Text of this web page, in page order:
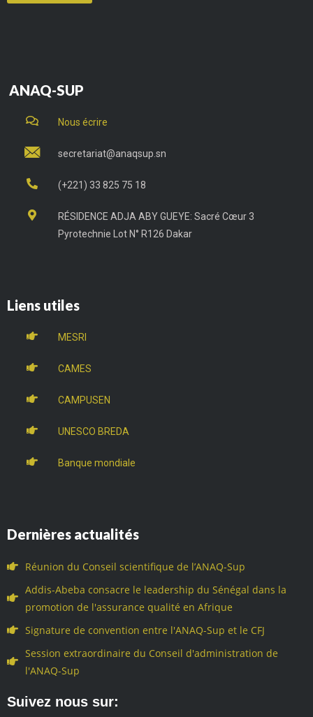
ANAQ-SUP
Nous écrire
secretariat@anaqsup.sn
(+221) 33 825 75 18
RÉSIDENCE ADJA ABY GUEYE: Sacré Cœur 3
Pyrotechnie Lot N° R126 Dakar
Liens utiles
MESRI
CAMES
CAMPUSEN
UNESCO BREDA
Banque mondiale
Dernières actualités
Réunion du Conseil scientifique de l’ANAQ-Sup
Addis-Abeba consacre le leadership du Sénégal dans la
promotion de l'assurance qualité en Afrique
Signature de convention entre l'ANAQ-Sup et le CFJ
Session extraordinaire du Conseil d'administration de
l'ANAQ-Sup
Suivez nous sur: